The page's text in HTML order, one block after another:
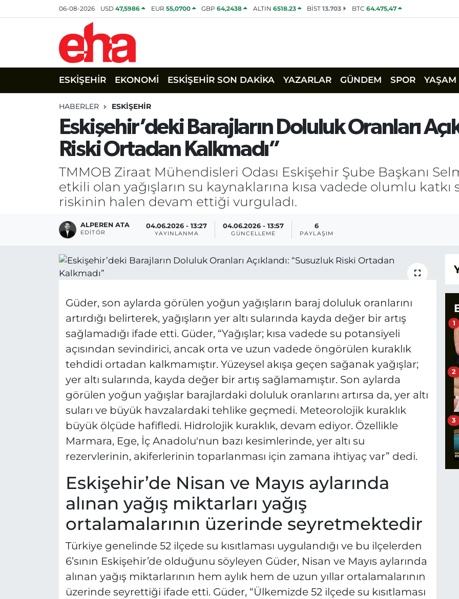
06-08-2026 USD47,5986 EUR 55,0700 GBP64,2438 ALTIN 6518.23 BİST13.703 BTC 64.475,47
ESKİŞEHİR EKONOMİ ESKİŞEHİR SON DAKİKA YAZARLAR GÜNDEM SPOR YAŞAM
HABERLER ESKİŞEHİR
Eskişehir’deki Barajların Doluluk Oranları
Riski Ortadan Kalkmadı”
TMMOB Ziraat Mühendisleri Odası Eskişehir Şube Başkanı
etkili olan yağışların su kaynaklarına kısa vadede olumlu katkı
riskinin halen devam ettiği vurguladı.
ALPEREN ATA
EDITÖR
04.06.2026 - 13:27
YAYINLANMA
04.06.2026 - 13:57
GÜNCELLEME
6
PAYLAŞIM
Güder, son aylarda görülen yoğun yağışların baraj doluluk oranlarını
artırdığı belirterek, yağışların yer altı sularında kayda değer bir artış
sağlamadığı ifade etti. Güder, “Yağışlar; kısa vadede su potansiyeli
açısından sevindirici, ancak orta ve uzun vadede öngörülen kuraklık
tehdidi ortadan kalkmamıştır. Yüzeysel akışa geçen sağanak yağışlar;
yer altı sularında, kayda değer bir artış sağlamamıştır. Son aylarda
görülen yoğun yağışlar barajlardaki doluluk oranlarını artırsa da, yer altı
suları ve büyük havzalardaki tehlike geçmedi. Meteorolojik kuraklık
büyük ölçüde hafifledi. Hidrolojik kuraklık, devam ediyor. Özellikle
Marmara, Ege, İç Anadolu'nun bazı kesimlerinde, yer altı su
rezervlerinin, akiferlerinin toparlanması için zamana ihtiyaç var” dedi.
Eskişehir’de Nisan ve Mayıs aylarında
alınan yağış miktarları yağış
ortalamalarının üzerinde seyretmektedir
Türkiye genelinde 52 ilçede su kısıtlaması uygulandığı ve bu ilçelerden
6’sının Eskişehir’de olduğunu söyleyen Güder, Nisan ve Mayıs aylarında
alınan yağış miktarlarının hem aylık hem de uzun yıllar ortalamalarının
üzerinde seyrettiği ifade etti. Güder, “Ülkemizde 52 ilçede su kısıtlaması
1
2
3